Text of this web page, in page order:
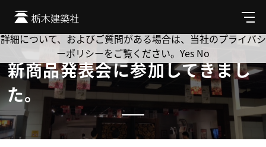
メ
ニ
ュ
新商品発表会に参加してきまし
た。
Cookie を使用して、お客様の活動を追跡してもよろしいです
か? 当社ではお客様のプライバシーを極めて重視しています。
詳細について、およびご質問がある場合は、当社のプライバシ
ーポリシーをご覧ください。 Yes No